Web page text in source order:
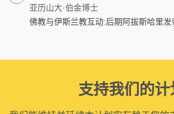
亚历山大·伯金博士
佛教与伊斯兰教互动:后期阿拔斯哈里
支持我们的计